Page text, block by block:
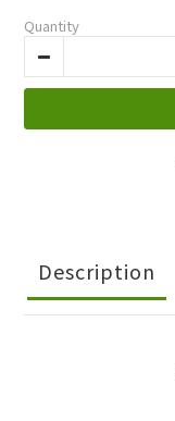
Quantity
Description